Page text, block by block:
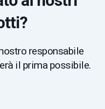
responsabile
il prima possibile.